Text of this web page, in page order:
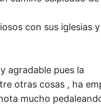
con sus iglesias y
agradable pues la
otras cosas , ha
mucho